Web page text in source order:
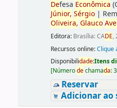
Defesa Econômica
Júnior, Sérgio|
Oliveira, Glauco
Editora: Brasília: CADE,
Recursos online:Clique
Disponibilidade:Itens
[Númerodechamada:
Reservar
Adicionar ao